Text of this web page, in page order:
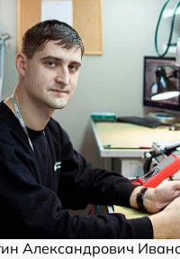
Александрович